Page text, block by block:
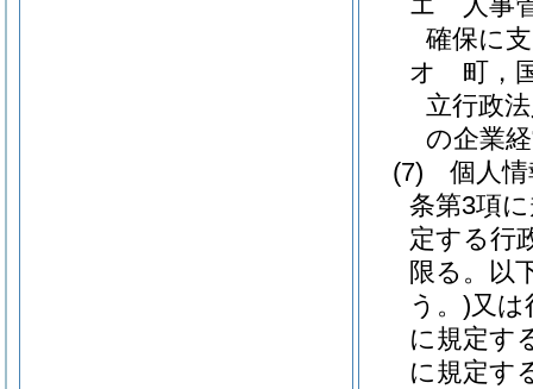
確保に
オ
町，
立行政
の企業
(7)
個人
条第3項
定する行
限る。以
う。)又
に規定す
に規定す